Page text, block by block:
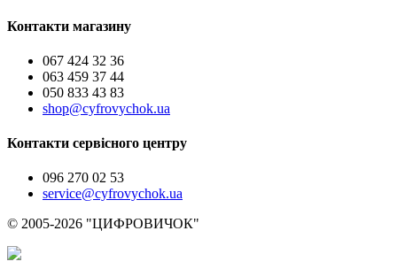
Контакти магазину
067 424 32 36
063 459 37 44
050 833 43 83
shop@cyfrovychok.ua
Контакти сервісного центру
096 270 02 53
service@cyfrovychok.ua
© 2005-2026 "ЦИФРОВИЧОК"